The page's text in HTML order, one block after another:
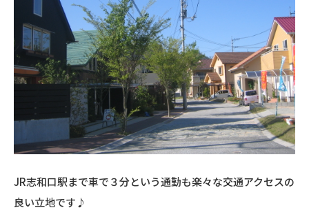
JR志和口駅まで車で３分という通勤も楽々な交通アクセスの
良い立地です♪